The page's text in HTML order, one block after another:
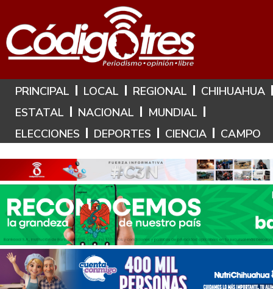
Hoy es: 8 de Agosto de 2026
PRINCIPAL LOCAL REGIONAL
CHIHUAHUA
ESTATAL
NACIONAL
MUNDIAL
ELECCIONES
DEPORTES CIENCIA CAMPO